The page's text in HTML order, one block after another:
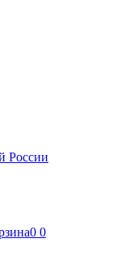
России
0 0